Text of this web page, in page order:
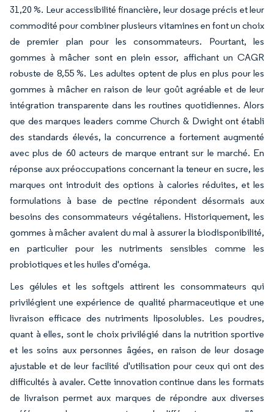
31,20 %. Leur accessibilité financière, leur dosage précis et leur
commodité pour combiner plusieurs vitamines en font un choix
de premier plan pour les consommateurs. Pourtant, les
gommes à mâcher sont en plein essor, affichant un CAGR
robuste de 8,55 %. Les adultes optent de plus en plus pour les
gommes à mâcher en raison de leur goût agréable et de leur
intégration transparente dans les routines quotidiennes. Alors
que des marques leaders comme Church & Dwight ont établi
des standards élevés, la concurrence a fortement augmenté
avec plus de 60 acteurs de marque entrant sur le marché. En
réponse aux préoccupations concernant la teneur en sucre, les
marques ont introduit des options à calories réduites, et les
formulations à base de pectine répondent désormais aux
besoins des consommateurs végétaliens. Historiquement, les
gommes à mâcher avaient du mal à assurer la biodisponibilité,
en particulier pour les nutriments sensibles comme les
probiotiques et les huiles d'oméga.
Les gélules et les softgels attirent les consommateurs qui
privilégient une expérience de qualité pharmaceutique et une
livraison efficace des nutriments liposolubles. Les poudres,
quant à elles, sont le choix privilégié dans la nutrition sportive
et les soins aux personnes âgées, en raison de leur dosage
ajustable et de leur facilité d'utilisation pour ceux qui ont des
difficultés à avaler. Cette innovation continue dans les formats
de livraison permet aux marques de répondre aux diverses